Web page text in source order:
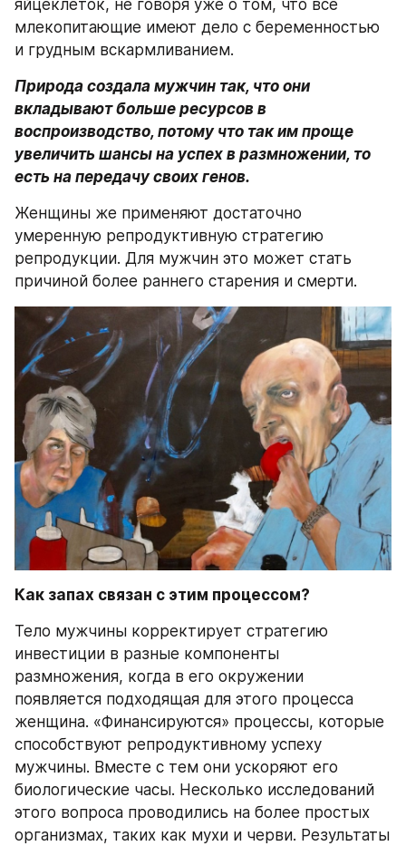
яйцеклеток, не говоря уже о том, что все
млекопитающие имеют дело с беременностью
и грудным вскармливанием.
Природа создала мужчин так, что они
вкладывают больше ресурсов в
воспроизводство, потому что так им проще
увеличить шансы на успех в размножении, то
есть на передачу своих генов.
Женщины же применяют достаточно
умеренную репродуктивную стратегию
репродукции. Для мужчин это может стать
причиной более раннего старения и смерти.
Как запах связан с этим процессом?
Тело мужчины корректирует стратегию
инвестиции в разные компоненты
размножения, когда в его окружении
появляется подходящая для этого процесса
женщина. «Финансируются» процессы, которые
способствуют репродуктивному успеху
мужчины. Вместе с тем они ускоряют его
биологические часы. Несколько исследований
этого вопроса проводились на более простых
организмах, таких как мухи и черви. Результаты